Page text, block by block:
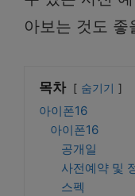
아보는 것도 좋
목차 숨기기
아이폰16
아이폰16
공개일
사전예약 및
스펙